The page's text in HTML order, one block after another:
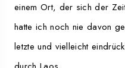
einem Ort, der sich der
hatte ich noch nie davon
letzte und vielleicht